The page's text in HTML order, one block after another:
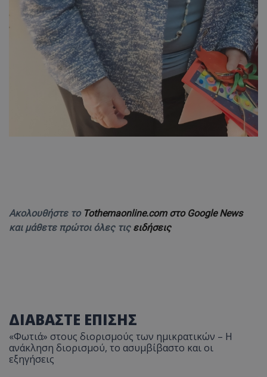
Ακολουθήστε το Tothemaonline.com στο Google News
και μάθετε πρώτοι όλες τις ειδήσεις
ΔΙΑΒΑΣΤΕ ΕΠΙΣΗΣ
«Φωτιά» στους διορισμούς των ημικρατικών – Η
ανάκληση διορισμού, το ασυμβίβαστο και οι
εξηγήσεις